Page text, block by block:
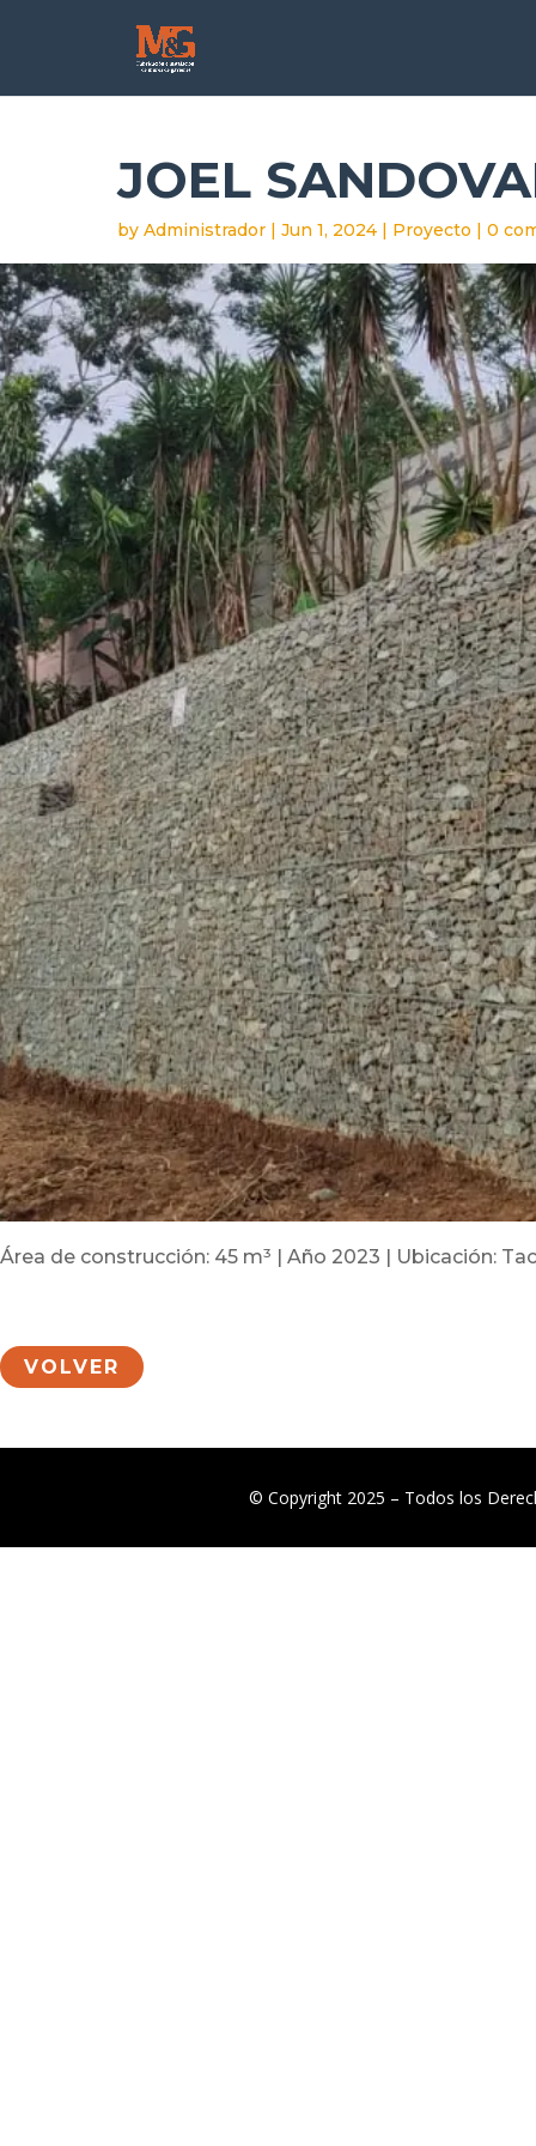
JOEL
by Administrador | Jun 1, 2024 | Proyecto | 0
Área de construcción: 45 m³ | Año 2023 | Ubicación:
VOLVER
© Copyright 2025 – Todos los